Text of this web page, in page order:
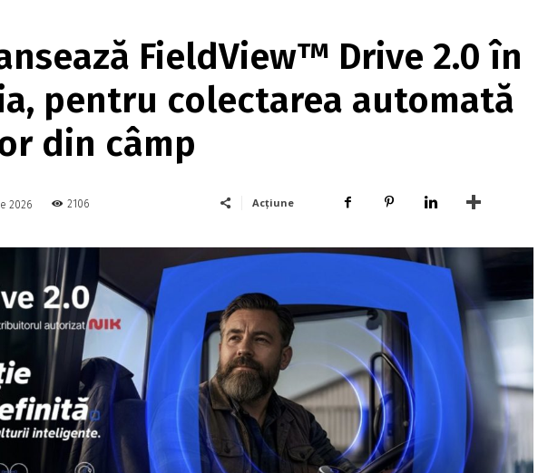
FieldView™ Drive 2.0 în
pentru colectarea automată
din câmp
2026 2106 Acțiune